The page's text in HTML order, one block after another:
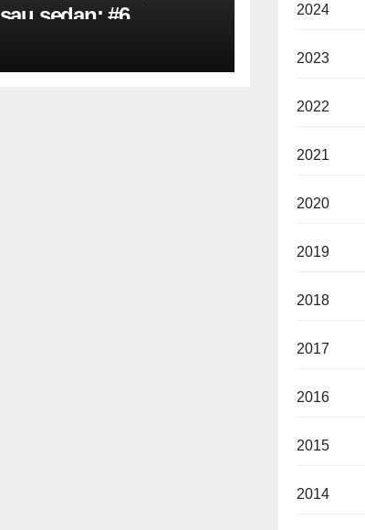
sau sedan: #6
2024
2023
2022
2021
2020
2019
2018
2017
2016
2015
2014